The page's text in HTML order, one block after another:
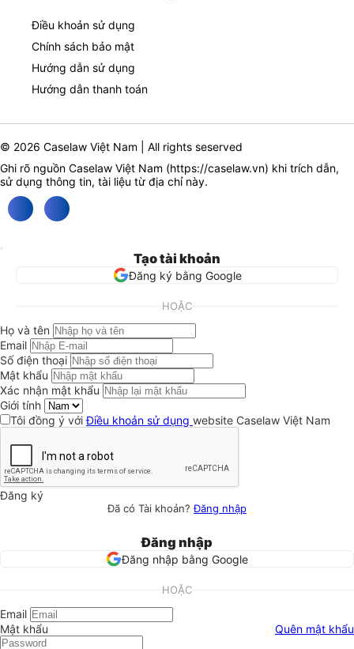
Điều khoản sử dụng
Chính sách bảo mật
Hướng dẫn sử dụng
Hướng dẫn thanh toán
© 2026 Caselaw Việt Nam | All rights seserved
Ghi rõ nguồn Caselaw Việt Nam (https://caselaw.vn) khi trích dẫn,
sử dụng thông tin, tài liệu từ địa chỉ này.
Tạo tài khoản
Đăng ký bằng Google
HOẶC
Họ và tên
Email
Số điện thoại
Mật khẩu
Xác nhận mật khẩu
Giới tính
Tôi đồng ý vớiĐiều khoản sử dụng website Caselaw Việt Nam
Đăng ký
Đã có Tài khoản?Đăng nhập
Đăng nhập
Đăng nhập bằng Google
HOẶC
Email
Mật khẩu
Quên mật khẩu